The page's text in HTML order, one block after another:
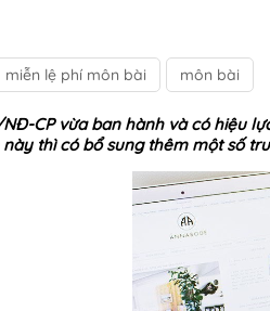
miễn lệ phí môn bài môn bài
CP vừa ban hành và có hiệu
này thì có bổ sung thêm một số